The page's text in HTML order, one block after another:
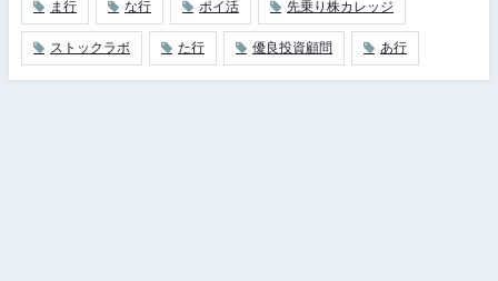
ま行 な行 ポイ活 先乗り株カレッジ
ストックラボ た行 優良投資顧問 あ行